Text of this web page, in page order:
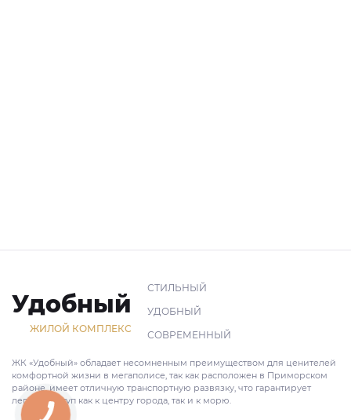
Удобный
ЖИЛОЙ КОМПЛЕКС
СТИЛЬНЫЙ
УДОБНЫЙ
СОВРЕМЕННЫЙ
ЖК «Удобный» обладает несомненным преимуществом для ценителей
комфортной жизни в мегаполисе, так как расположен в Приморском
районе, имеет отличную транспортную развязку, что гарантирует
легкий доступ как к центру города, так и к морю.